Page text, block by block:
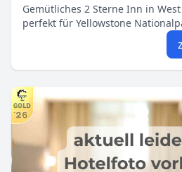
Gemütliches 2 Sterne Inn in
perfekt für Yellowstone